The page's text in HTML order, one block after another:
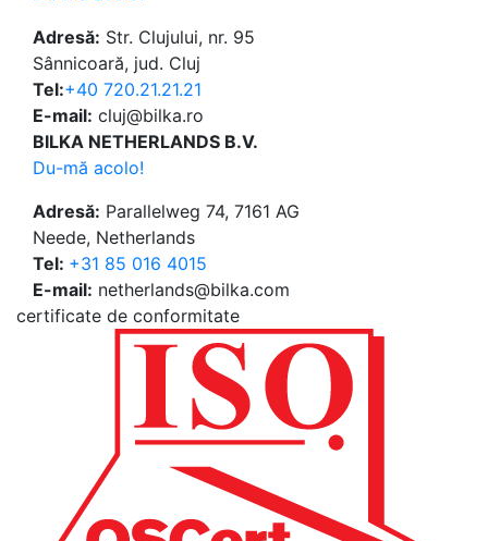
Adresă: Str. Clujului, nr. 95
Sânnicoară, jud. Cluj
Tel:+40 720.21.21.21
E-mail: cluj@bilka.ro
BILKA NETHERLANDS B.V.
Du-mă acolo!
Adresă: Parallelweg 74, 7161 AG
Neede, Netherlands
Tel: +31 85 016 4015
E-mail: netherlands@bilka.com
certificate de conformitate